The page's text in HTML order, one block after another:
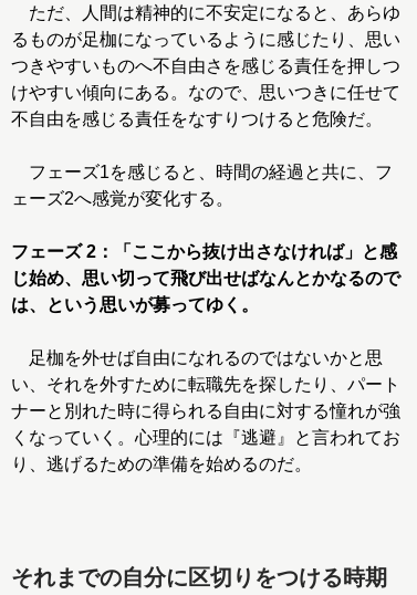
ただ、人間は精神的に不安定になると、あらゆ
るものが足枷になっているように感じたり、思い
つきやすいものへ不自由さを感じる責任を押しつ
けやすい傾向にある。なので、思いつきに任せて
不自由を感じる責任をなすりつけると危険だ。
フェーズ1を感じると、時間の経過と共に、フ
ェーズ2へ感覚が変化する。
フェーズ 2：「ここから抜け出さなければ」と感
じ始め、思い切って飛び出せばなんとかなるので
は、という思いが募ってゆく。
足枷を外せば自由になれるのではないかと思
い、それを外すために転職先を探したり、パート
ナーと別れた時に得られる自由に対する憧れが強
くなっていく。心理的には『逃避』と言われてお
り、逃げるための準備を始めるのだ。
それまでの自分に区切りをつける時期